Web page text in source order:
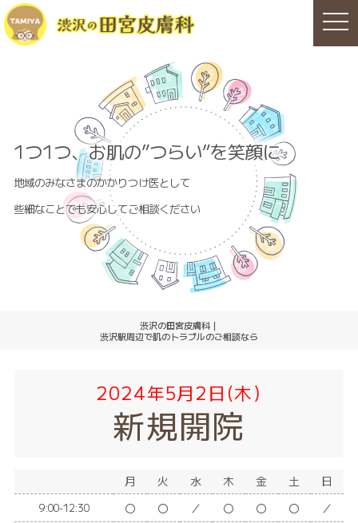
t
o
1つ1つ、お肌の”つらい”を笑顔に
地域のみなさまのかかりつけ医として
些細なことでも安心してご相談ください
渋沢の田宮皮膚科｜
渋沢駅周辺で肌のトラブルのご相談なら
2024年5月2日(木)
新規開院
月 火 水 木 金 土 日
9:00-12:30 〇 〇 ／ 〇 〇 〇 ／